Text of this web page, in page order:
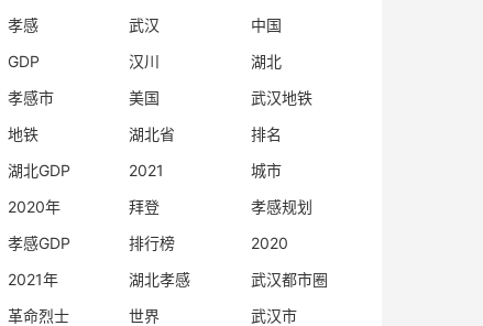
孝感 武汉
中国
GDP
汉川
湖北
孝感市
美国
武汉地铁
地铁
湖北省
排名
湖北GDP
2021
城市
2020年
拜登
孝感规划
孝感GDP
排行榜
2020
2021年
湖北孝感
武汉都市圈
革命烈士
世界
武汉市